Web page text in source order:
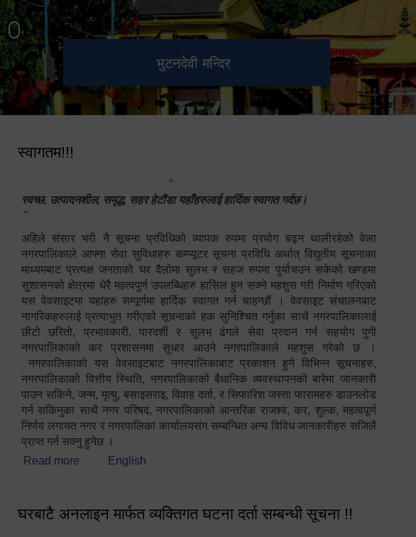
भुटनदेवी मन्दिर
स्मारक
हेटौंडा उपमहानगरपालिका नगर
कार्यपालिकाको कार्यालय
मनकामना डाँडाबाट देखिएको दृश्य
स्वागतम!!!
"
स्वच्छ, उत्पादनशील, समृद्ध, सहर हेटौंडा यहाँहरुलाई हार्दिक स्वागत गर्दछ।
"
अहिले संसार भरी नै सूचना प्रविधिको व्यापक रुपमा प्रयोग बढ्न थालीरहेको वेला
नगरपालिकाले आफ्ना सेवा सुविधाहरु कम्प्यूटर सूचना प्रविधि अर्थात् विद्युतीय सूचनाका
माध्यमबाट प्रत्यक्ष जनताको घर दैलोमा सुलभ र सहज रुपमा पुर्याचउन सकेको खण्डमा
सुशासनको क्षेत्रमा धेरै महत्वपुर्ण उपलब्धिहरु हासिल हुन सक्ने महशुस गरी निर्माण गरिएको
यस वेवसाइटमा यहांहरु सम्पूर्णमा हार्दिक स्वागत गर्न चाहन्छौं । वेवसाइट संचालनबाट
नागरिकहरुलाई प्रत्याभुत गरीएको सूचनाको हक सुनिश्चित गर्नुका साथै नगरपालिकालाई
छीटो छरितो, प्रभावकारी, पारदर्शी र सुलभ ढंगले सेवा प्रदान गर्न सहयोग पुगी
नगरपालिकाको कर प्रशासनमा सुधार आउने नगरपालिकाले महशुस गरेको छ ।
नगरपालिकाको यस वेवसाइटबाट नगरपालिकाबाट प्रकाशन हुने विभिन्न सूचनाहरु,
नगरपालिकाको वित्तीय स्थिति, नगरपालिकाको बैधानिक व्यवस्थापनको बारेमा जानकारी
पाउन सकिने, जन्म, मृत्यु, बसाइसराइ, विवाह दर्ता, र सिफारिश जस्ता फारामहरु डाउनलोड
गर्न सकिनुका साथै नगर परिषद, नगरपालिकाको आन्तरिक राजश्व, कर, शुल्क, महत्वपूर्ण
निर्णय लगायत नगर र नगरपालिका कार्यालयसंग सम्बन्धित अन्य विविध जानकारीहरु सजिलै
प्राप्त गर्न सक्नु हुनेछ ।
Read more about स्वागतम!!!
English
घरबाटै अनलाइन मार्फत व्यक्तिगत घटना दर्ता सम्बन्धी सूचना !!